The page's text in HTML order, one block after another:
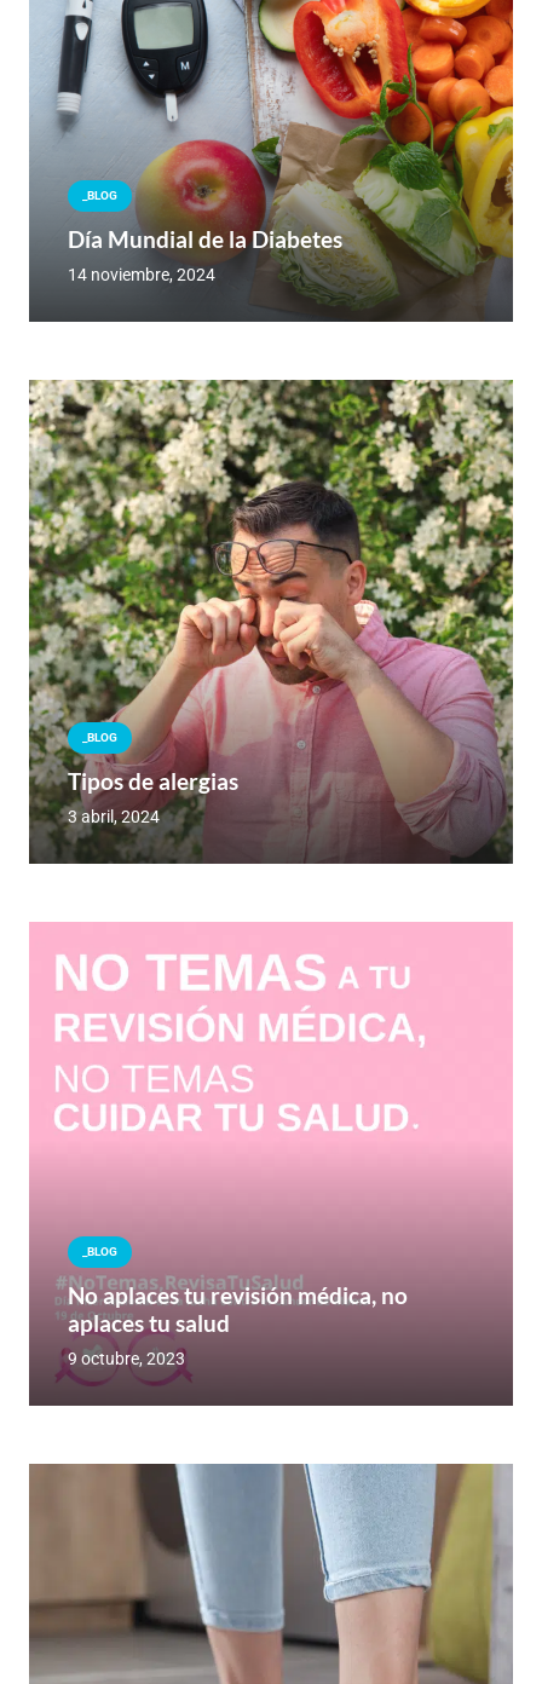
_BLOG
Día Mundial de la Diabetes
14 noviembre, 2024
_BLOG
Tipos de alergias
3 abril, 2024
_BLOG
No aplaces tu revisión médica, no
aplaces tu salud
9 octubre, 2023